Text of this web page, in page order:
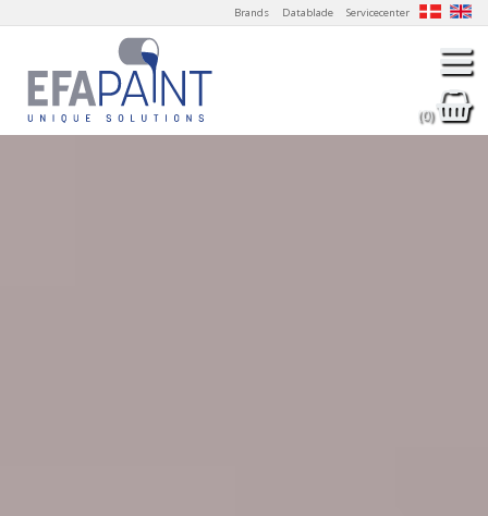
Brands Datablade Servicecenter
(0)